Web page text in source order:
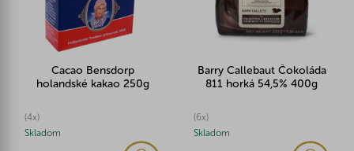
Cacao Bensdorp
holandské kakao 250g
(4x)
Skladom
Barry Callebaut Čokoláda
811 horká 54,5% 400g
(6x)
Skladom